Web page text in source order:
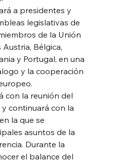
a presidentes y
legislativas de
de la Unión
Bélgica,
y Portugal, en una
y la cooperación
con la reunión del
continuará con la
la que se
asuntos de la
Durante la
el balance del